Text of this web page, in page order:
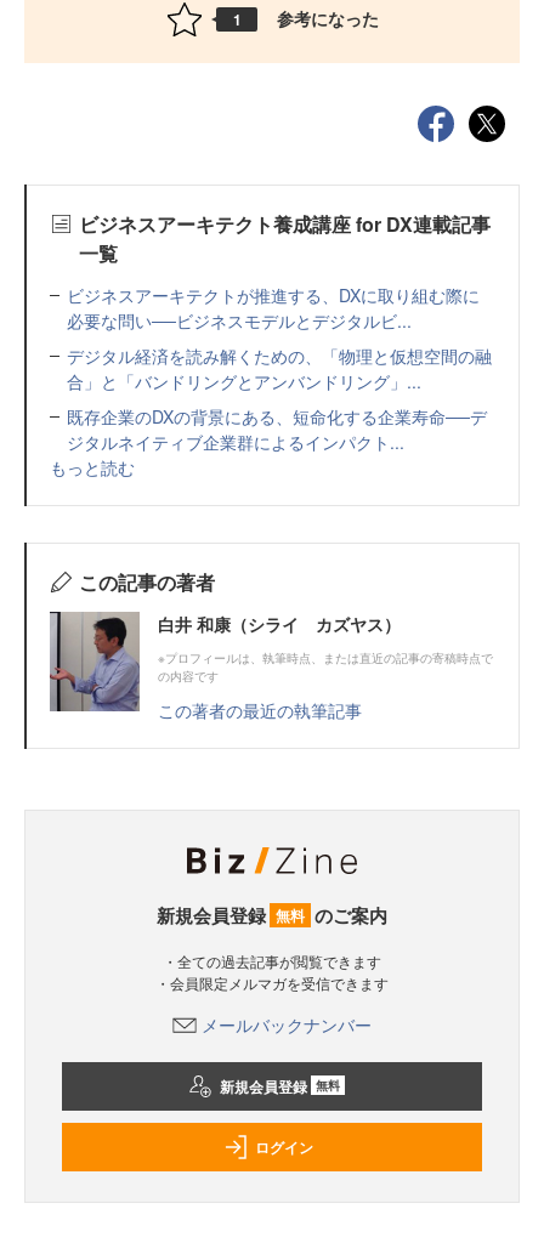
1 参考になった
ビジネスアーキテクト養成講座 for DX連載記事
一覧
ビジネスアーキテクトが推進する、DXに取り組む際に
必要な問い──ビジネスモデルとデジタルビ...
デジタル経済を読み解くための、「物理と仮想空間の融
合」と「バンドリングとアンバンドリング」...
既存企業のDXの背景にある、短命化する企業寿命──デ
ジタルネイティブ企業群によるインパクト...
もっと読む
この記事の著者
白井 和康（シライ カズヤス）
※プロフィールは、執筆時点、または直近の記事の寄稿時点で
の内容です
この著者の最近の執筆記事
新規会員登録 無料 のご案内
・全ての過去記事が閲覧できます
・会員限定メルマガを受信できます
メールバックナンバー
新規会員登録 無料
ログイン